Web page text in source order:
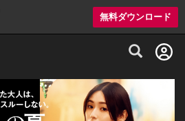
無料ダウンロード
グルメ情報・プレミアムレストラン予約